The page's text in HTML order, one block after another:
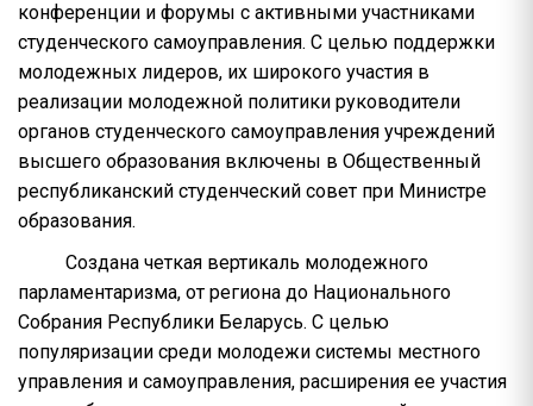
конференции и форумы с активными участниками
студенческого самоуправления. С целью поддержки
молодежных лидеров, их широкого участия в
реализации молодежной политики руководители
органов студенческого самоуправления учреждений
высшего образования включены в Общественный
республиканский студенческий совет при Министре
образования.
Создана четкая вертикаль молодежного
парламентаризма, от региона до Национального
Собрания Республики Беларусь. С целью
популяризации среди молодежи системы местного
управления и самоуправления, расширения ее участия